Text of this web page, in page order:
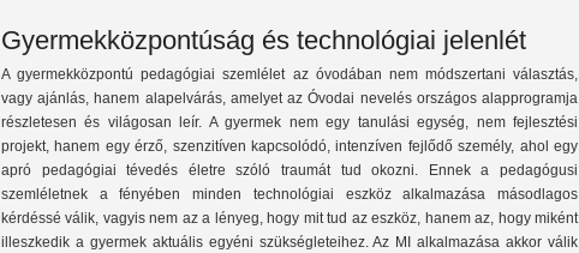
Gyermekközpontúság és technológiai jelenlét
A gyermekközpontú pedagógiai szemlélet az óvodában nem módszertani választás,
vagy ajánlás, hanem alapelvárás, amelyet az Óvodai nevelés országos alapprogramja
részletesen és világosan leír. A gyermek nem egy tanulási egység, nem fejlesztési
projekt, hanem egy érző, szenzitíven kapcsolódó, intenzíven fejlődő személy, ahol egy
apró pedagógiai tévedés életre szóló traumát tud okozni. Ennek a pedagógusi
szemléletnek a fényében minden technológiai eszköz alkalmazása másodlagos
kérdéssé válik, vagyis nem az a lényeg, hogy mit tud az eszköz, hanem az, hogy miként
illeszkedik a gyermek aktuális egyéni szükségleteihez. Az MI alkalmazása akkor válik